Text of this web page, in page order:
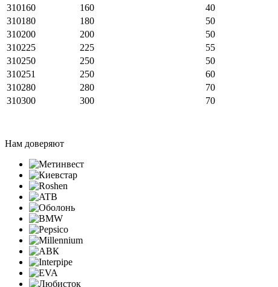
310160
160 40
310180
180 50
310200
200 50
310225
225 55
310250
250 50
310251
250 60
310280
280 70
310300
300 70
Нам доверяют